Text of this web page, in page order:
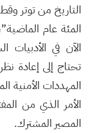
التاريخ من توتر
المئة عام
الآن في الأدبيات
تحتاج إلى إعادة
المهددات الأمنية
الأمر الذي من
المصير المشترك.